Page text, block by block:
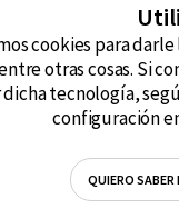
D99
La
RG
cookies para
otras cosas. Si
tecnología,
configuración
QUIERO SABER